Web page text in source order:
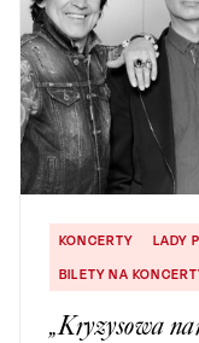
KONCERTY LADY
BILETY NA
„Kryzysowa